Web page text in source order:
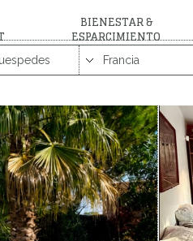
BIENESTAR &
ESPARCIMIENTO